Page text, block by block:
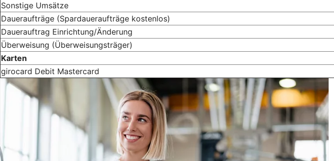
Sonstige Umsätze
Daueraufträge (Spardaueraufträge kostenlos)
Dauerauftrag Einrichtung/Änderung
Überweisung (Überweisungsträger)
Karten
girocard Debit Mastercard